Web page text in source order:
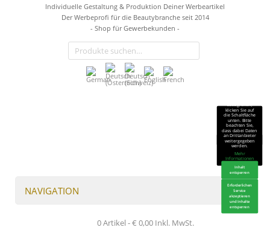
klicken Sie auf
die Schaltfläche
unten. Bitte
beachten Sie,
dass dabei Daten
an Drittanbieter
weitergegeben
werden.
Mehr
Informationen
Inhalt
entsperren
Erforderlichen
Service
akzeptieren
und Inhalte
entsperren
Individuelle Gestaltung & Produktion Deiner Werbeartikel
Der Werbeprofi für die Beautybranche seit 2014
- Shop für Gewerbekunden -
NAVIGATION
0 Artikel -€ 0,00 Inkl. MwSt.